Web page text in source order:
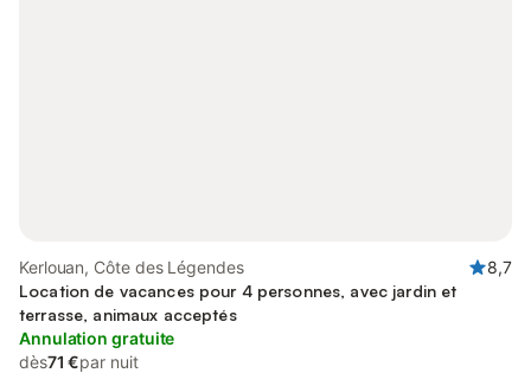
Kerlouan, Côte des Légendes
8,7
Location de vacances pour 4 personnes, avec jardin et
terrasse, animaux acceptés
Annulation gratuite
dès71 €par nuit